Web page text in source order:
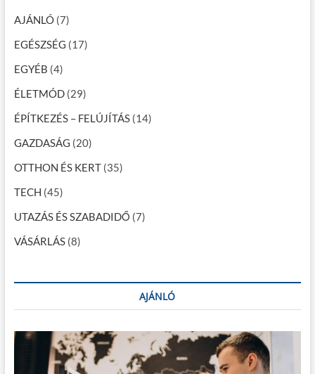
v
i
g
á
c
i
ó
AJÁNLÓ(7)
EGÉSZSÉG (17)
EGYÉB (4)
ÉLETMÓD(29)
ÉPÍTKEZÉS – FELÚJÍTÁS(14)
GAZDASÁG (20)
OTTHON ÉS KERT(35)
TECH (45)
UTAZÁS ÉS SZABADIDŐ (7)
VÁSÁRLÁS(8)
AJÁNLÓ